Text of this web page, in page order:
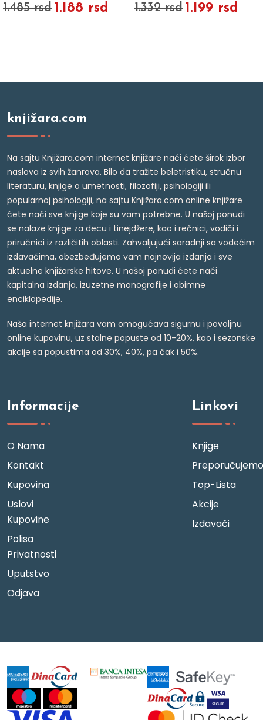
1.485 rsd 1.188 rsd 1.332 rsd 1.199 rsd
knjižara.com
Na sajtu Knjižara.com internet knjižare naći ćete širok izbor
naslova iz svih žanrova. Bilo da tražite beletristiku, stručnu
literaturu, knjige o umetnosti, filozofiji, psihologiji ili
popularnoj psihologiji, na sajtu Knjižara.com online knjižare
ćete naći sve knjige koje su vam potrebne. U našoj ponudi
se nalaze knjige za decu i tinejdžere, kao i rečnici, vodiči i
priručnici iz različitih oblasti. Zahvaljujući saradnji sa vodećim
izdavačima, obezbeđujemo vam najnovija izdanja i sve
aktuelne knjižarske hitove. U našoj ponudi ćete naći
kapitalna izdanja, izuzetne monografije i obimne
enciklopedije.
Naša internet knjižara vam omogućava sigurnu i povoljnu
online kupovinu, uz stalne popuste od 10-20%, kao i sezonske
akcije sa popustima od 30%, 40%, pa čak i 50%.
Informacije
O Nama
Kontakt
Kupovina
Uslovi
Kupovine
Polisa
Privatnosti
Uputstvo
Odjava
Linkovi
Knjige
Preporučujemo
Top-Lista
Akcije
Izdavači